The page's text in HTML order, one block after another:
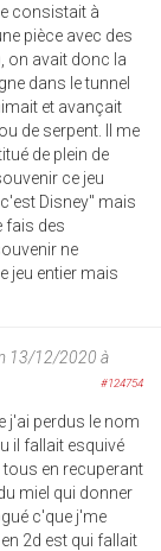
consistait à
pièce avec des
on avait donc la
dans le tunnel
et avançait
de serpent. Il me
de plein de
ce jeu
Disney" mais
fais des
ne
jeu entier mais
13/12/2020 à
#124754
j'ai perdus le nom
il fallait esquivé
en recuperant
miel qui donner
c'que j'me
2d est qui fallait